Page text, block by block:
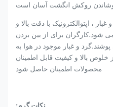
روکش انگشت آسان است
، اپتوالکترونیک با دقت بالا و
شود.کارگران برای از بین بردن
و غبار موجود در هوا به
بالا و کیفیت قابل اطمینان
محصولات اطمینان حاصل شود
نکات گرم: